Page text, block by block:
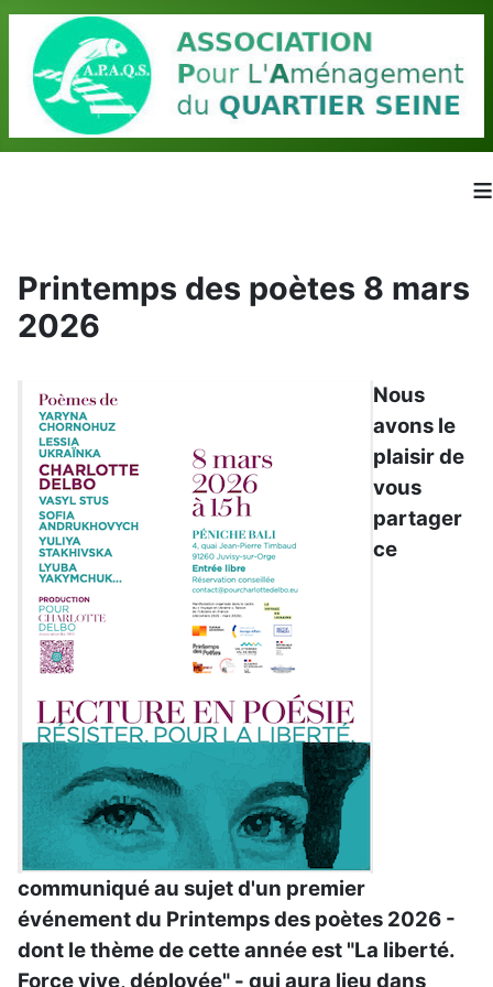
≡
Printemps des poètes 8 mars
2026
Nous
avons le
plaisir de
vous
partager
ce
communiqué au sujet d'un premier
événement du Printemps des poètes 2026 -
dont le thème de cette année est "La liberté.
Force vive, déployée" - qui aura lieu dans